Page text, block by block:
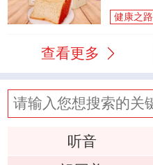
健康之路
查看更多
听音